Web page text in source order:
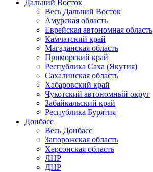
Дальний Восток
Весь Дальний Восток
Амурская область
Еврейская автономная область
Камчатский край
Магаданская область
Приморский край
Республика Саха (Якутия)
Сахалинская область
Хабаровский край
Чукотский автономный округ
Забайкальский край
Республика Бурятия
Донбасс
Весь Донбасс
Запорожская область
Херсонская область
ЛНР
ДНР